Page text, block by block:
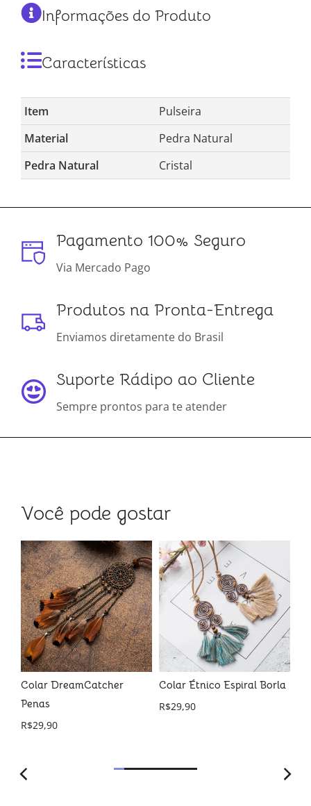
Informações do Produto
Características
Item
Pulseira
Material
Pedra Natural
Pedra Natural
Cristal
Pagamento 100% Seguro
Via Mercado Pago
Produtos na Pronta-Entrega
Enviamos diretamente do Brasil
Suporte Rádipo ao Cliente
Sempre prontos para te atender
Você pode gostar
Colar DreamCatcher
Penas
R$29,90
Colar Étnico Espiral Borla
R$29,90